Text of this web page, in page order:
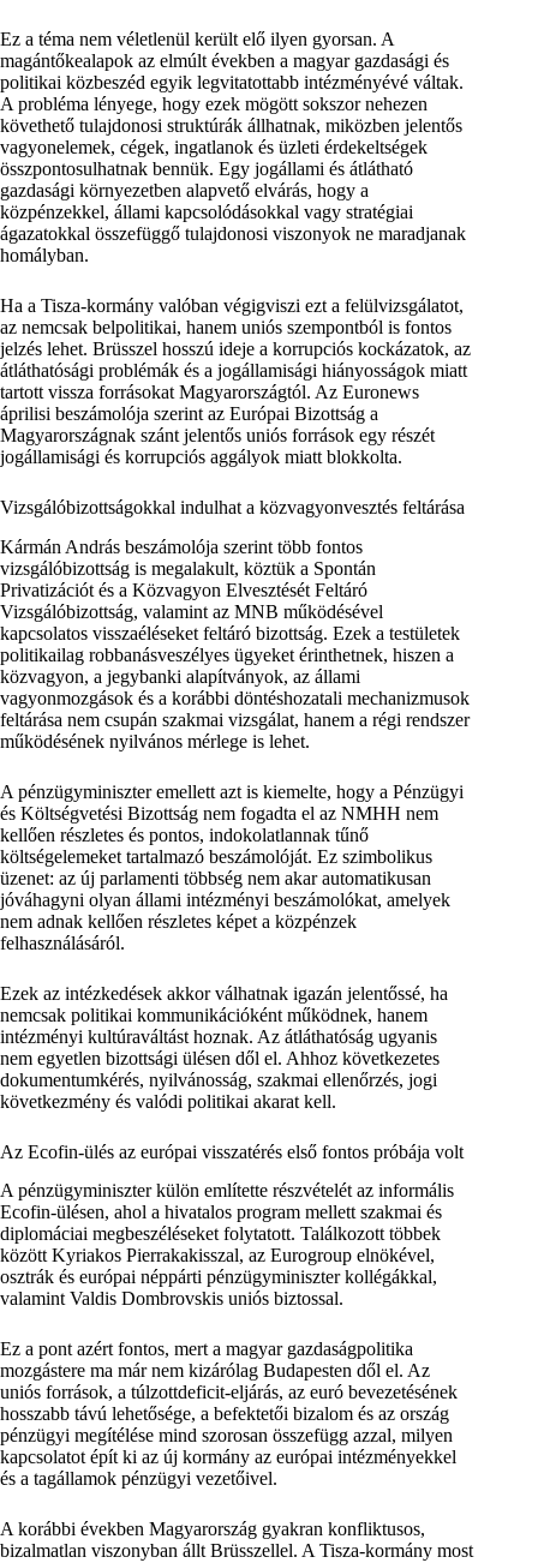
Ez a téma nem véletlenül került elő ilyen gyorsan. A
magántőkealapok az elmúlt években a magyar gazdasági és
politikai közbeszéd egyik legvitatottabb intézményévé váltak.
A probléma lényege, hogy ezek mögött sokszor nehezen
követhető tulajdonosi struktúrák állhatnak, miközben jelentős
vagyonelemek, cégek, ingatlanok és üzleti érdekeltségek
összpontosulhatnak bennük. Egy jogállami és átlátható
gazdasági környezetben alapvető elvárás, hogy a
közpénzekkel, állami kapcsolódásokkal vagy stratégiai
ágazatokkal összefüggő tulajdonosi viszonyok ne maradjanak
homályban.
Ha a Tisza-kormány valóban végigviszi ezt a felülvizsgálatot,
az nemcsak belpolitikai, hanem uniós szempontból is fontos
jelzés lehet. Brüsszel hosszú ideje a korrupciós kockázatok, az
átláthatósági problémák és a jogállamisági hiányosságok miatt
tartott vissza forrásokat Magyarországtól. Az Euronews
áprilisi beszámolója szerint az Európai Bizottság a
Magyarországnak szánt jelentős uniós források egy részét
jogállamisági és korrupciós aggályok miatt blokkolta.
Vizsgálóbizottságokkal indulhat a közvagyonvesztés feltárása
Kármán András beszámolója szerint több fontos
vizsgálóbizottság is megalakult, köztük a Spontán
Privatizációt és a Közvagyon Elvesztését Feltáró
Vizsgálóbizottság, valamint az MNB működésével
kapcsolatos visszaéléseket feltáró bizottság. Ezek a testületek
politikailag robbanásveszélyes ügyeket érinthetnek, hiszen a
közvagyon, a jegybanki alapítványok, az állami
vagyonmozgások és a korábbi döntéshozatali mechanizmusok
feltárása nem csupán szakmai vizsgálat, hanem a régi rendszer
működésének nyilvános mérlege is lehet.
A pénzügyminiszter emellett azt is kiemelte, hogy a Pénzügyi
és Költségvetési Bizottság nem fogadta el az NMHH nem
kellően részletes és pontos, indokolatlannak tűnő
költségelemeket tartalmazó beszámolóját. Ez szimbolikus
üzenet: az új parlamenti többség nem akar automatikusan
jóváhagyni olyan állami intézményi beszámolókat, amelyek
nem adnak kellően részletes képet a közpénzek
felhasználásáról.
Ezek az intézkedések akkor válhatnak igazán jelentőssé, ha
nemcsak politikai kommunikációként működnek, hanem
intézményi kultúraváltást hoznak. Az átláthatóság ugyanis
nem egyetlen bizottsági ülésen dől el. Ahhoz következetes
dokumentumkérés, nyilvánosság, szakmai ellenőrzés, jogi
következmény és valódi politikai akarat kell.
Az Ecofin-ülés az európai visszatérés első fontos próbája volt
A pénzügyminiszter külön említette részvételét az informális
Ecofin-ülésen, ahol a hivatalos program mellett szakmai és
diplomáciai megbeszéléseket folytatott. Találkozott többek
között Kyriakos Pierrakakisszal, az Eurogroup elnökével,
osztrák és európai néppárti pénzügyminiszter kollégákkal,
valamint Valdis Dombrovskis uniós biztossal.
Ez a pont azért fontos, mert a magyar gazdaságpolitika
mozgástere ma már nem kizárólag Budapesten dől el. Az
uniós források, a túlzottdeficit-eljárás, az euró bevezetésének
hosszabb távú lehetősége, a befektetői bizalom és az ország
pénzügyi megítélése mind szorosan összefügg azzal, milyen
kapcsolatot épít ki az új kormány az európai intézményekkel
és a tagállamok pénzügyi vezetőivel.
A korábbi években Magyarország gyakran konfliktusos,
bizalmatlan viszonyban állt Brüsszellel. A Tisza-kormány most